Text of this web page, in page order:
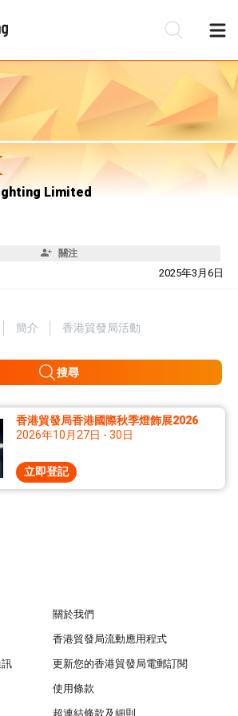
Limited
關注
2025年3月6日
簡介 香港貿發局活動
搜尋
香港貿發局香港國際秋季燈飾展2026
2026年10月27日 - 30日
立即登記
關於我們
香港貿發局流動應用程式
更新您的香港貿發局電郵訂閱
使用條款
超連結條款及細則